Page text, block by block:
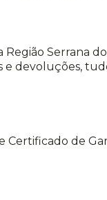
Região Serrana
devoluções,
Certificado de